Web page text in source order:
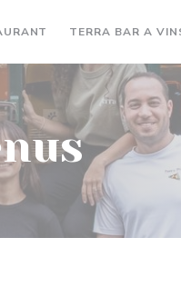
((OUVRE UNE
TERRA BAR A